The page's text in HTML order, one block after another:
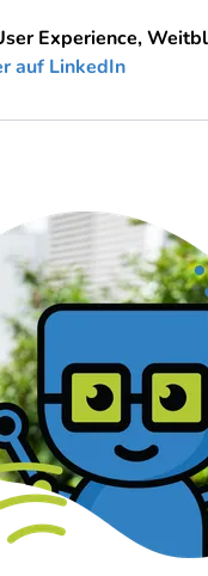
Experience,
auf LinkedIn